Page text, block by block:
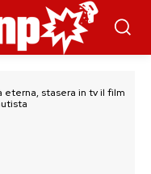
eterna, stasera in tv il film